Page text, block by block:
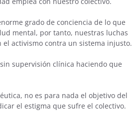
grado de conciencia de lo que
mental, por tanto, nuestras luchas
activismo contra un sistema injusto.
supervisión clínica haciendo que
no es para nada el objetivo del
el estigma que sufre el colectivo.